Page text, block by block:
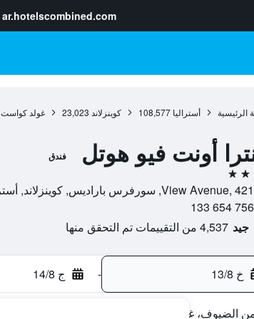
ar.hotelscombined.com
الرئيسية أستراليا 108,577 كوينزلاند 23,023 غولد كواست
أونت فيو هوتل فندق
جيد 4,537 من التقييمات تم التحقق منها
خ 13/8 - ج 14/8